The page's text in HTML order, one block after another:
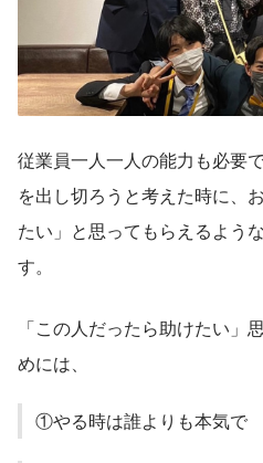
従業員一人一人の能力も必要
を出し切ろうと考えた時に、
たい」と思ってもらえるよう
す。
「この人だったら助けたい」
めには、
①やる時は誰よりも本気で